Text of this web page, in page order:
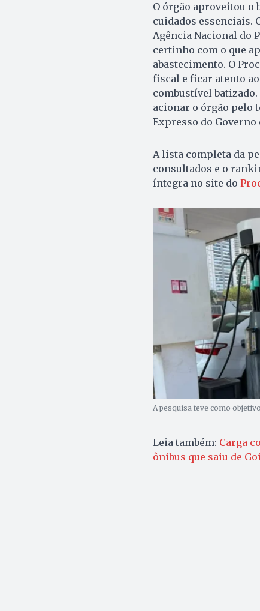
O órgão aproveitou o
cuidados essenciais.
Agência Nacional do
certinho com o que
abastecimento. O
fiscal e ficar atento
combustível
acionar o órgão pelo
Expresso do Governo
A lista completa da
consultados e o
íntegra no site do
A pesquisa teve como
Leia também: Carga
ônibus que saiu de